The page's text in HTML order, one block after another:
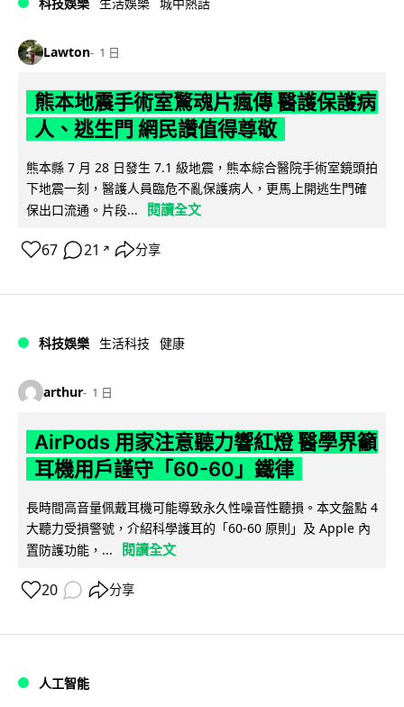
Lawton 1 日
熊本地震手術室驚魂片瘋傳 醫護保護病
人、逃生門 網民讚值得尊敬
熊本縣 7 月 28 日發生 7.1 級地震，熊本綜合醫院手術室鏡頭拍
下地震一刻，醫護人員臨危不亂保護病人，更馬上開逃生門確
保出口流通。片段...
閱讀全文
67 21 ↗ 分享
科技娛樂 生活科技 健康
arthur 1 日
AirPods 用家注意聽力響紅燈 醫學界籲
耳機用戶謹守「60-60」鐵律
長時間高音量佩戴耳機可能導致永久性噪音性聽損。本文盤點 4
大聽力受損警號，介紹科學護耳的「60-60 原則」及 Apple 內
置防護功能，...
閱讀全文
20 分享
人工智能